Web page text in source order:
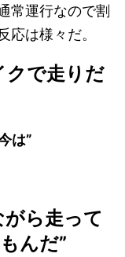
常運行なので割
応は様々だ。
クで走りだ
は”
ら走って
んだ”